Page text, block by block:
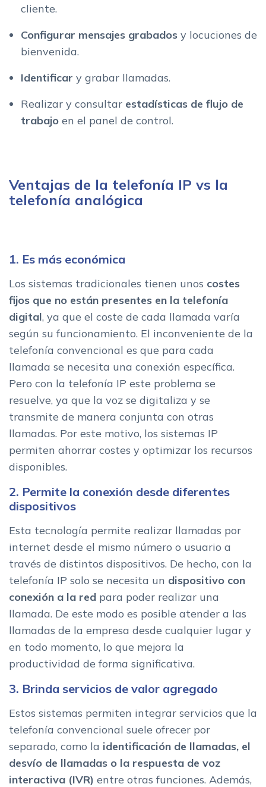
cliente.
Configurar mensajes grabados y locuciones de
bienvenida.
Identificar y grabar llamadas.
Realizar y consultar estadísticas de flujo de
trabajo en el panel de control.
Ventajas de la telefonía IP vs la
telefonía analógica
1. Es más económica
Los sistemas tradicionales tienen unos costes
fijos que no están presentes en la telefonía
digital, ya que el coste de cada llamada varía
según su funcionamiento. El inconveniente de la
telefonía convencional es que para cada
llamada se necesita una conexión específica.
Pero con la telefonía IP este problema se
resuelve, ya que la voz se digitaliza y se
transmite de manera conjunta con otras
llamadas. Por este motivo, los sistemas IP
permiten ahorrar costes y optimizar los recursos
disponibles.
2. Permite la conexión desde diferentes
dispositivos
Esta tecnología permite realizar llamadas por
internet desde el mismo número o usuario a
través de distintos dispositivos. De hecho, con la
telefonía IP solo se necesita un dispositivo con
conexión a la red para poder realizar una
llamada. De este modo es posible atender a las
llamadas de la empresa desde cualquier lugar y
en todo momento, lo que mejora la
productividad de forma significativa.
3. Brinda servicios de valor agregado
Estos sistemas permiten integrar servicios que la
telefonía convencional suele ofrecer por
separado, como la identificación de llamadas, el
desvío de llamadas o la respuesta de voz
interactiva (IVR) entre otras funciones. Además,